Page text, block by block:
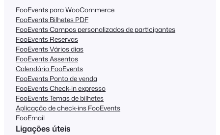
FooEvents para WooCommerce
FooEvents Bilhetes PDF
FooEvents Campos personalizados de participantes
FooEvents Reservas
FooEvents Vários dias
FooEvents Assentos
Calendário FooEvents
FooEvents Ponto de venda
FooEvents Check-in expresso
FooEvents Temas de bilhetes
Aplicação de check-ins FooEvents
FooEmail
Ligações úteis